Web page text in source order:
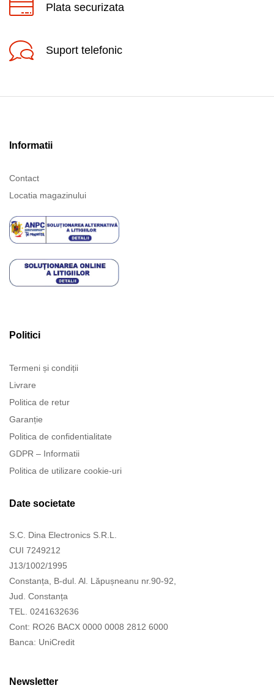
Plata securizata
Suport telefonic
Informatii
Contact
Locatia magazinului
Politici
Termeni și condiții
Livrare
Politica de retur
Garanție
Politica de confidentialitate
GDPR – Informatii
Politica de utilizare cookie-uri
Date societate
S.C. Dina Electronics S.R.L.
CUI 7249212
J13/1002/1995
Constanța, B-dul. Al. Lăpușneanu nr.90-92,
Jud. Constanța
TEL. 0241632636
Cont: RO26 BACX 0000 0008 2812 6000
Banca: UniCredit
Newsletter